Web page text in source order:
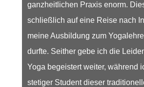
ganzheitlichen Praxis enorm.
schließlich auf eine Reise nach
meine Ausbildung zum
durfte. Seither gebe ich die
Yoga begeistert weiter, während
stetiger Student dieser